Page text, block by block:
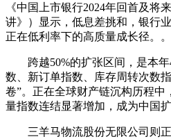
《中国上市银行2024年回首及将
讲》）显示，低息差挑和，银行
正在低利率下的高质量成长径。。
跨越50%的扩张区间，是本年
数、新订单指数、库存周转次数
卷”。正在全球财产链沉构历程中
量指数连结显著增加，成为中国
三羊马物流股份无限公司则正